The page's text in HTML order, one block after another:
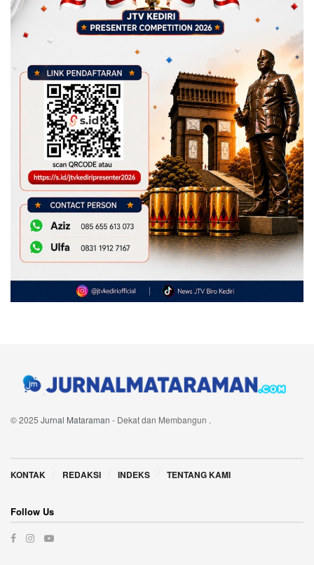
© 2025 Jurnal Mataraman - Dekat dan Membangun .
KONTAK REDAKSI INDEKS TENTANG KAMI
Follow Us